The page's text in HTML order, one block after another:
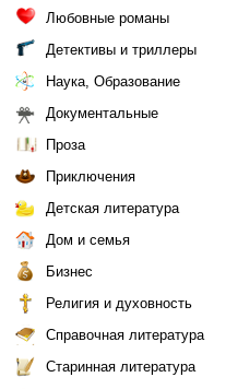
Любовные романы
Детективы и триллеры
Наука, Образование
Документальные
Проза
Приключения
Детская литература
Дом и семья
Бизнес
Религия и духовность
Справочная литература
Старинная литература